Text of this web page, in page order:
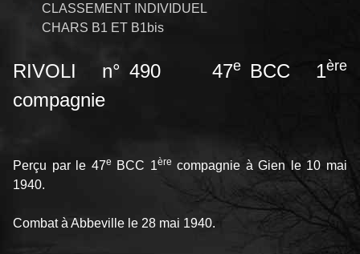
CLASSEMENT INDIVIDUEL
CHARS B1 ET B1bis
RIVOLI n° 490 47e BCC 1ère
compagnie
Perçu par le 47e BCC 1ère compagnie à Gien le 10 mai
1940.
Combat à Abbeville le 28 mai 1940.